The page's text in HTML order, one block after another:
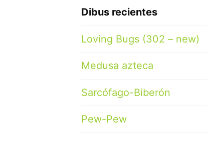
Dibus recientes
Loving Bugs (302 – new)
Medusa azteca
Sarcófago-Biberón
Pew-Pew